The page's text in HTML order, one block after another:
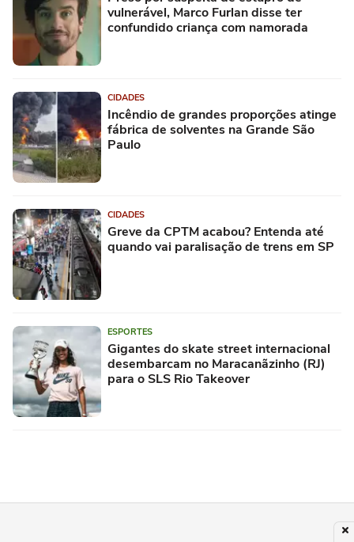
vulnerável, Marco Furlan disse ter
confundido criança com namorada
CIDADES
Incêndio de grandes proporções atinge
fábrica de solventes na Grande São
Paulo
CIDADES
Greve da CPTM acabou? Entenda até
quando vai paralisação de trens em SP
ESPORTES
Gigantes do skate street internacional
desembarcam no Maracanãzinho (RJ)
para o SLS Rio Takeover